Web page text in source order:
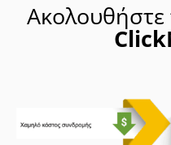
Ακολουθήστε